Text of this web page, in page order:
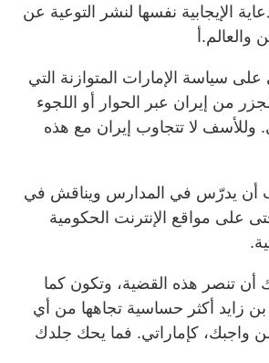
الإيجابية نفسها لنشر التوعية عن
والعالم.أ
سياسة الإمارات المتوازنة التي
من إيران عبر الحوار أو اللجوء
وللأسف لا تتجاوب إيران مع هذه
أن يدرّس في المدارس ويناقش في
على مواقع الإنترنت الحكومية
أن تنصر هذه القضية، وتكون كما
بن زايد أكثر حساسية تجاهها من أي
واجبك، كإماراتي. فما يحك جلدك